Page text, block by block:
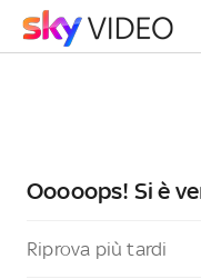
Ooooops! Si è
Riprova più tardi